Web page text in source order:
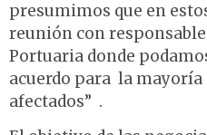
presumimos que en
reunión con
Portuaria donde
acuerdo para la mayoría
afectados” .